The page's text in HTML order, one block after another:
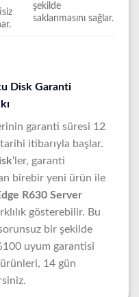
şekilde
saklanmasını sağlar.
Disk Garanti
garanti süresi 12
itibarıyla başlar.
‘ler, garanti
birebir yeni ürün ile
R630 Server
gösterebilir. Bu
bir şekilde
uyum garantisi
14 gün